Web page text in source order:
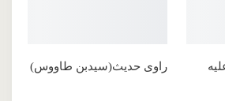
راوی حدیث(سیدبن طاووس)